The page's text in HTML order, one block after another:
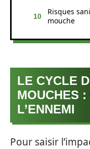
Risques
mouche
LE CYCLE
MOUCHES :
L’ENNEMI
Pour saisir